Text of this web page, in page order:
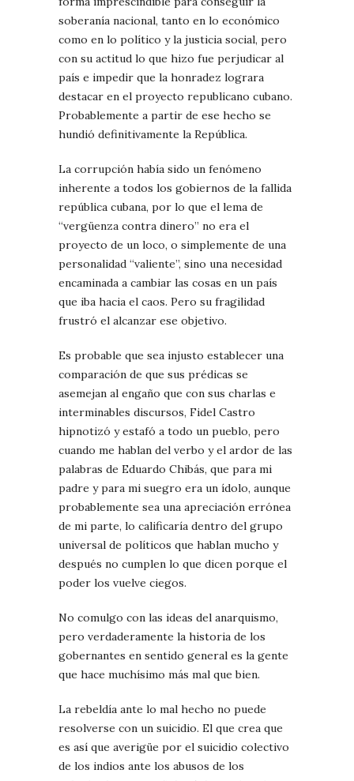
soberanía nacional, tanto en lo económico
como en lo político y la justicia social, pero
con su actitud lo que hizo fue perjudicar al
país e impedir que la honradez lograra
destacar en el proyecto republicano cubano.
Probablemente a partir de ese hecho se
hundió definitivamente la República.
La corrupción había sido un fenómeno
inherente a todos los gobiernos de la fallida
república cubana, por lo que el lema de
“vergüenza contra dinero” no era el
proyecto de un loco, o simplemente de una
personalidad “valiente”, sino una necesidad
encaminada a cambiar las cosas en un país
que iba hacia el caos. Pero su fragilidad
frustró el alcanzar ese objetivo.
Es probable que sea injusto establecer una
comparación de que sus prédicas se
asemejan al engaño que con sus charlas e
interminables discursos, Fidel Castro
hipnotizó y estafó a todo un pueblo, pero
cuando me hablan del verbo y el ardor de las
palabras de Eduardo Chibás, que para mi
padre y para mi suegro era un ídolo, aunque
probablemente sea una apreciación errónea
de mi parte, lo calificaría dentro del grupo
universal de políticos que hablan mucho y
después no cumplen lo que dicen porque el
poder los vuelve ciegos.
No comulgo con las ideas del anarquismo,
pero verdaderamente la historia de los
gobernantes en sentido general es la gente
que hace muchísimo más mal que bien.
La rebeldía ante lo mal hecho no puede
resolverse con un suicidio. El que crea que
es así que averigüe por el suicidio colectivo
de los indios ante los abusos de los